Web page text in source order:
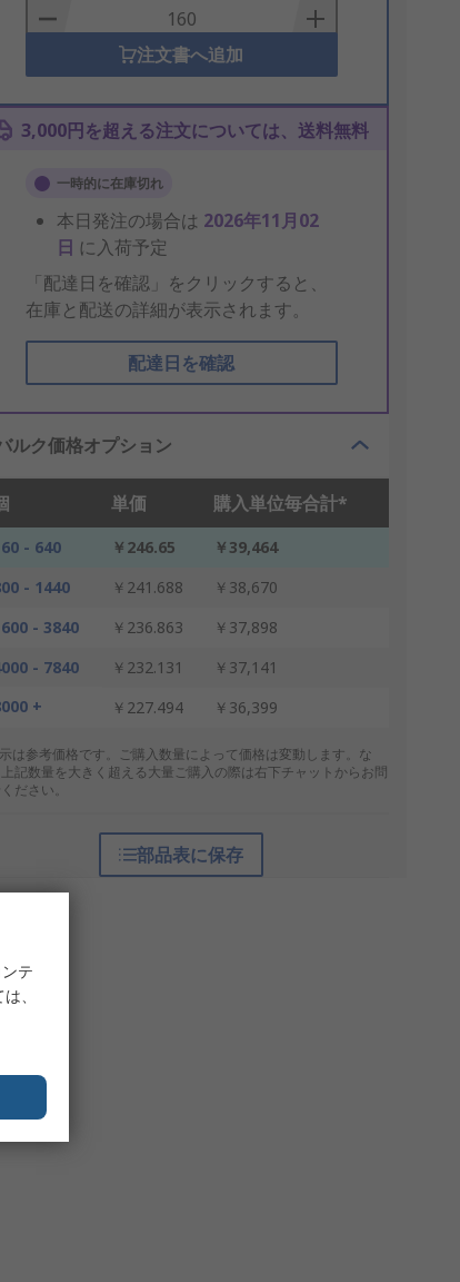
Basket
注文書へ追加
3,000円を超える注文については、送料無料
一時的に在庫切れ
本日発注の場合は 2026年11月02
日 に入荷予定
「配達日を確認」をクリックすると、
在庫と配送の詳細が表示されます。
配達日を確認
ルク価格オプション
単価 購入単位毎合計*
- 640 ￥246.65
￥39,464
- 1440
￥241.688
￥38,670
- 3840
￥236.863
￥37,898
- 7840
￥232.131
￥37,141
+
￥227.494 ￥36,399
は参考価格です。ご購入数量によって価格は変動します。な
記数量を大きく超える大量ご購入の際は右下チャットからお問
ださい。
部品表に保存
テ
、